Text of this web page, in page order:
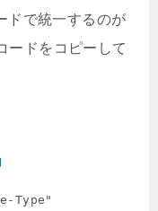
ドで統一するのが
ードをコピーして
Type"